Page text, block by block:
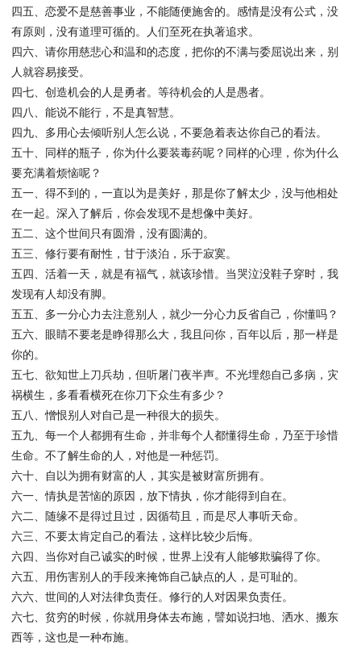
四五、恋爱不是慈善事业，不能随便施舍的。感情是没有公式，没
有原则，没有道理可循的。人们至死在执著追求。
四六、请你用慈悲心和温和的态度，把你的不满与委屈说出来，别
人就容易接受。
四七、创造机会的人是勇者。等待机会的人是愚者。
四八、能说不能行，不是真智慧。
四九、多用心去倾听别人怎么说，不要急着表达你自己的看法。
五十、同样的瓶子，你为什么要装毒药呢？同样的心理，你为什么
要充满着烦恼呢？
五一、得不到的，一直以为是美好，那是你了解太少，没与他相处
在一起。深入了解后，你会发现不是想像中美好。
五二、这个世间只有圆滑，没有圆满的。
五三、修行要有耐性，甘于淡泊，乐于寂寞。
五四、活着一天，就是有福气，就该珍惜。当哭泣没鞋子穿时，我
发现有人却没有脚。
五五、多一分心力去注意别人，就少一分心力反省自己，你懂吗？
五六、眼睛不要老是睁得那么大，我且问你，百年以后，那一样是
你的。
五七、欲知世上刀兵劫，但听屠门夜半声。不光埋怨自己多病，灾
祸横生，多看看横死在你刀下众生有多少？
五八、憎恨别人对自己是一种很大的损失。
五九、每一个人都拥有生命，并非每个人都懂得生命，乃至于珍惜
生命。不了解生命的人，对他是一种惩罚。
六十、自以为拥有财富的人，其实是被财富所拥有。
六一、情执是苦恼的原因，放下情执，你才能得到自在。
六二、随缘不是得过且过，因循苟且，而是尽人事听天命。
六三、不要太肯定自己的看法，这样比较少后悔。
六四、当你对自己诚实的时候，世界上没有人能够欺骗得了你。
六五、用伤害别人的手段来掩饰自己缺点的人，是可耻的。
六六、世间的人对法律负责任。修行的人对因果负责任。
六七、贫穷的时候，你就用身体去布施，譬如说扫地、洒水、搬东
西等，这也是一种布施。